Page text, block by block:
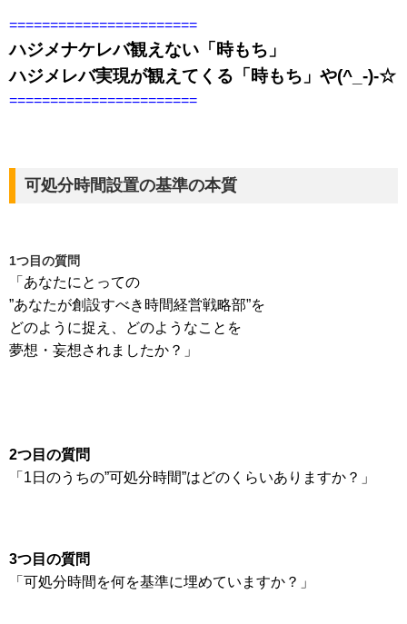
=======================
ハジメナケレバ観えない「時もち」
ハジメレバ実現が観えてくる「時もち」や(^_-)-☆
=======================
可処分時間設置の基準の本質
1つ目の質問
「あなたにとっての
”あなたが創設すべき時間経営戦略部”を
どのように捉え、どのようなことを
夢想・妄想されましたか？」
2つ目の質問
「1日のうちの”可処分時間”はどのくらいありますか？」
3つ目の質問
「可処分時間を何を基準に埋めていますか？」